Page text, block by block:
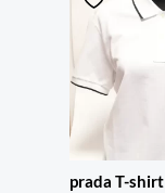
prada T-shirt